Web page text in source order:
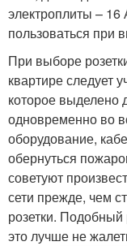
электроплиты –
пользоваться при
При выборе
квартире следует
которое выделено
одновременно во
оборудование,
обернуться
советуют
сети прежде, чем
розетки.
это лучше не